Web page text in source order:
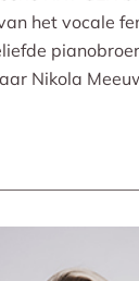
het vocale
Nikola
barok tot